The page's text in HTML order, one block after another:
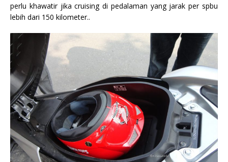
perlu khawatir jika cruising di pedalaman yang jarak per spbu
lebih dari 150 kilometer..